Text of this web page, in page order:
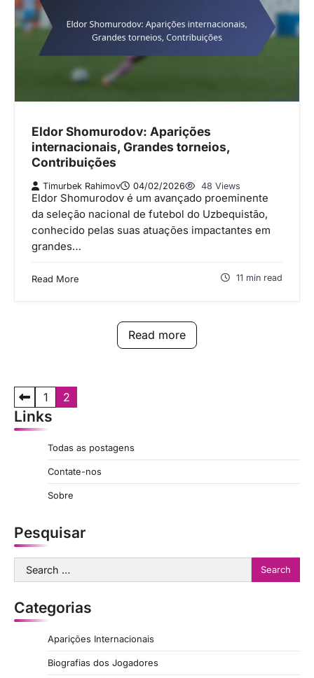
Eldor Shomurodov: Aparições
internacionais, Grandes torneios,
Contribuições
Timurbek Rahimov 04/02/2026 48 Views
Eldor Shomurodov é um avançado proeminente
da seleção nacional de futebol do Uzbequistão,
conhecido pelas suas atuações impactantes em
grandes…
Read More 11 min read
Read more
P
o
a
g
a
1 2
Links
Todas as postagens
Contate-nos
Sobre
Pesquisar
Search
for:
Categorias
Aparições Internacionais
Biografias dos Jogadores